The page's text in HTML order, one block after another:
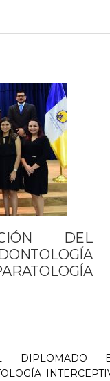
DEL
DIPLOMADO